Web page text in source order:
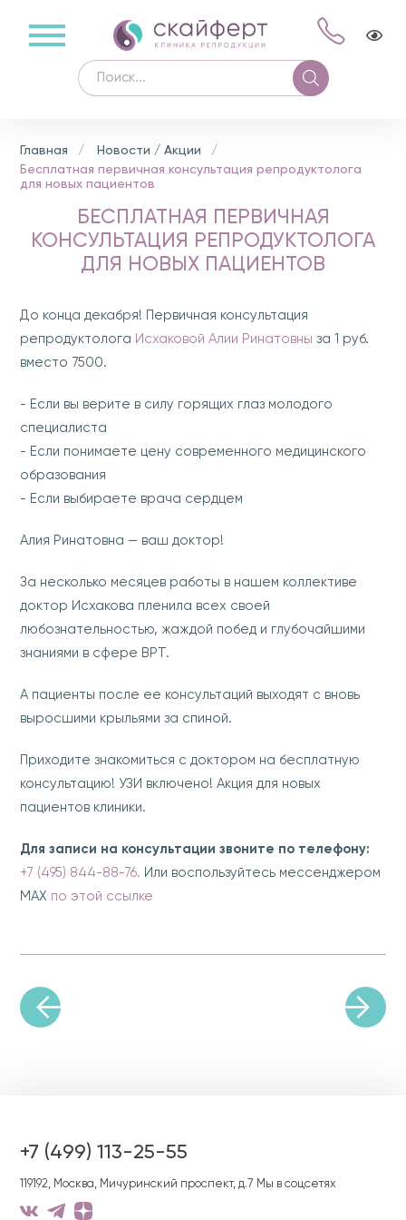
Главная
Новости / Акции
Бесплатная первичная консультация репродуктолога
для новых пациентов
БЕСПЛАТНАЯ ПЕРВИЧНАЯ
КОНСУЛЬТАЦИЯ РЕПРОДУКТОЛОГА
ДЛЯ НОВЫХ ПАЦИЕНТОВ
До конца декабря! Первичная консультация
репродуктолога Исхаковой Алии Ринатовны за 1 руб.
вместо 7500.
- Если вы верите в силу горящих глаз молодого
специалиста
- Если понимаете цену современного медицинского
образования
- Если выбираете врача сердцем
Алия Ринатовна — ваш доктор!
За несколько месяцев работы в нашем коллективе
доктор Исхакова пленила всех своей
любознательностью, жаждой побед и глубочайшими
знаниями в сфере ВРТ.
А пациенты после ее консультаций выходят с вновь
выросшими крыльями за спиной.
Приходите знакомиться с доктором на бесплатную
консультацию! УЗИ включено! Акция для новых
пациентов клиники.
Для записи на консультации звоните по телефону:
+7 (495) 844-88-76. Или воспользуйтесь мессенджером
MAX по этой ссылке
+7 (499) 113-25-55
119192, Москва, Мичуринский проспект, д.7 Мы в соцсетях